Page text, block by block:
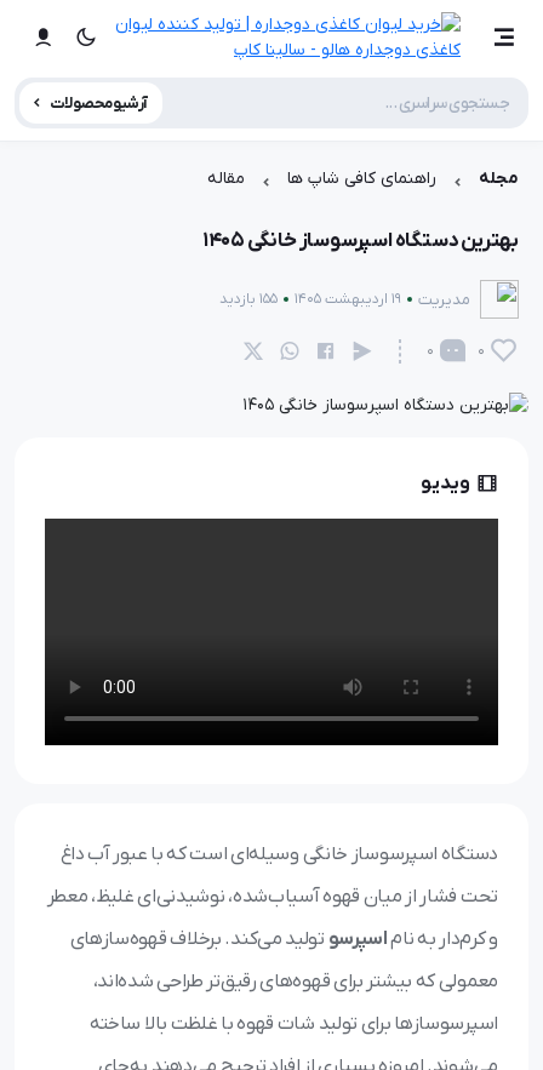
آرشیو محصولات
مجله راهنمای کافی شاپ ها مقاله
بهترین دستگاه اسپرسوساز خانگی 1405
مدیریت 19 اردیبهشت 1405 155 بازدید
0
0
ویدیو
دستگاه اسپرسوساز خانگی وسیله‌ای است که با عبور آب داغ
تحت فشار از میان قهوه آسیاب‌شده، نوشیدنی‌ای غلیظ، معطر
و کرم‌دار به ناماسپرسو تولید می‌کند. برخلاف قهوه‌سازهای
معمولی که بیشتر برای قهوه‌های رقیق‌تر طراحی شده‌اند،
اسپرسوسازها برای تولید شات قهوه با غلظت بالا ساخته